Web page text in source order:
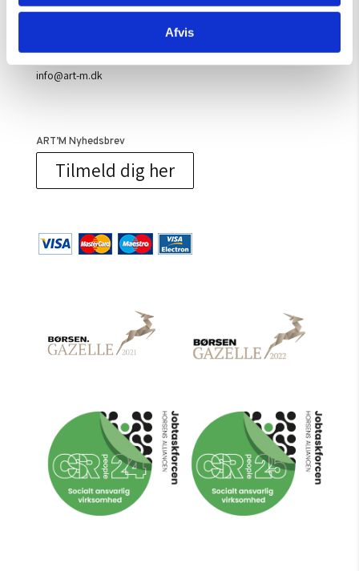
Afvis
8700 Horsens
CVR: 36055111
info@art-m.dk
ART’M Nyhedsbrev
Tilmeld dig her